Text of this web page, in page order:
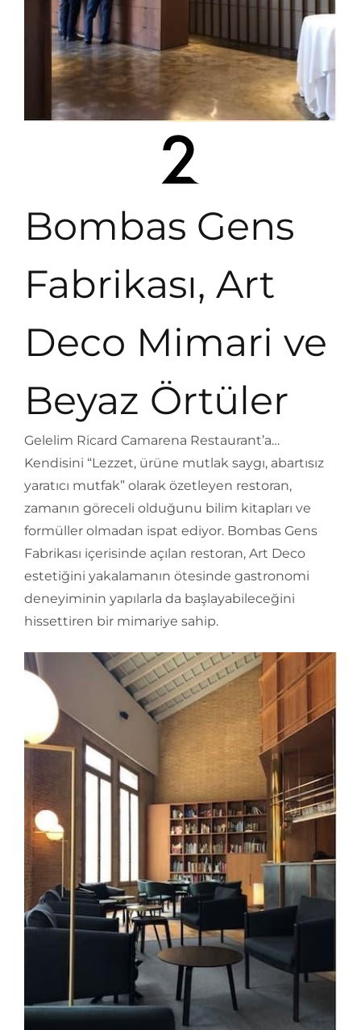
Bombas Gens
Fabrikası, Art
Deco Mimari ve
Beyaz Örtüler
Gelelim Ricard Camarena Restaurant’a…
Kendisini “Lezzet, ürüne mutlak saygı, abartısız
yaratıcı mutfak” olarak özetleyen restoran,
zamanın göreceli olduğunu bilim kitapları ve
formüller olmadan ispat ediyor. Bombas Gens
Fabrikası içerisinde açılan restoran, Art Deco
estetiğini yakalamanın ötesinde gastronomi
deneyiminin yapılarla da başlayabileceğini
hissettiren bir mimariye sahip.